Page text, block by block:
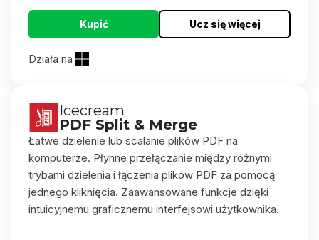
Kupić Ucz się więcej
Działa na
Icecream
PDF Split & Merge
Łatwe dzielenie lub scalanie plików PDF na
komputerze. Płynne przełączanie między różnymi
trybami dzielenia i łączenia plików PDF za pomocą
jednego kliknięcia. Zaawansowane funkcje dzięki
intuicyjnemu graficznemu interfejsowi użytkownika.